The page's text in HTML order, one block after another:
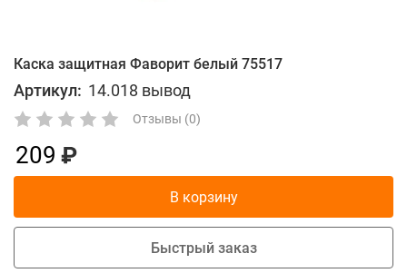
Каска защитная Фаворит белый 75517
Артикул: 14.018 вывод
Отзывы (0)
209
В корзину
Быстрый заказ